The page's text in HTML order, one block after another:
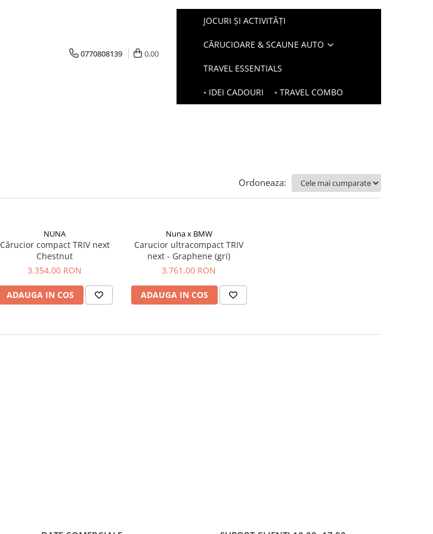
0770808139 0,00
JOCURI ȘI ACTIVITĂȚI
CĂRUCIOARE & SCAUNE AUTO
TRAVEL ESSENTIALS
◦ IDEI CADOURI ◦ TRAVEL COMBO
Ordoneaza:
NUNA
Cărucior compact TRIV next
Chestnut
3.354,00 RON
ADAUGA IN COS
Nuna x BMW
Carucior ultracompact TRIV
next - Graphene (gri)
3.761,00 RON
ADAUGA IN COS